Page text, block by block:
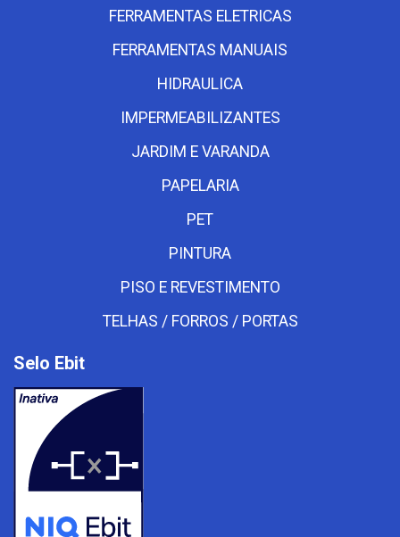
FERRAMENTAS ELETRICAS
FERRAMENTAS MANUAIS
HIDRAULICA
IMPERMEABILIZANTES
JARDIM E VARANDA
PAPELARIA
PET
PINTURA
PISO E REVESTIMENTO
TELHAS / FORROS / PORTAS
Selo Ebit